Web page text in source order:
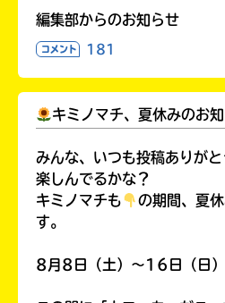
編集部からのお知らせ
コメント 181
キミノマチ、夏休みのお
みんな、いつも投稿ありが
楽しんでるかな？
キミノマチも
の期間、夏
す。
8月8日（土）～16日（日）